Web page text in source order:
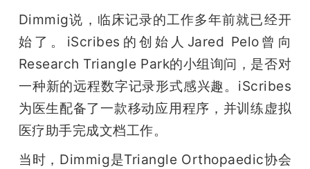
Dimmig说，临床记录的工作多年前就已经开
始了。iScribes的创始人Jared Pelo曾向
Research Triangle Park的小组询问，是否对
一种新的远程数字记录形式感兴趣。iScribes
为医生配备了一款移动应用程序，并训练虚拟
医疗助手完成文档工作。
当时，Dimmig是Triangle Orthopaedic协会